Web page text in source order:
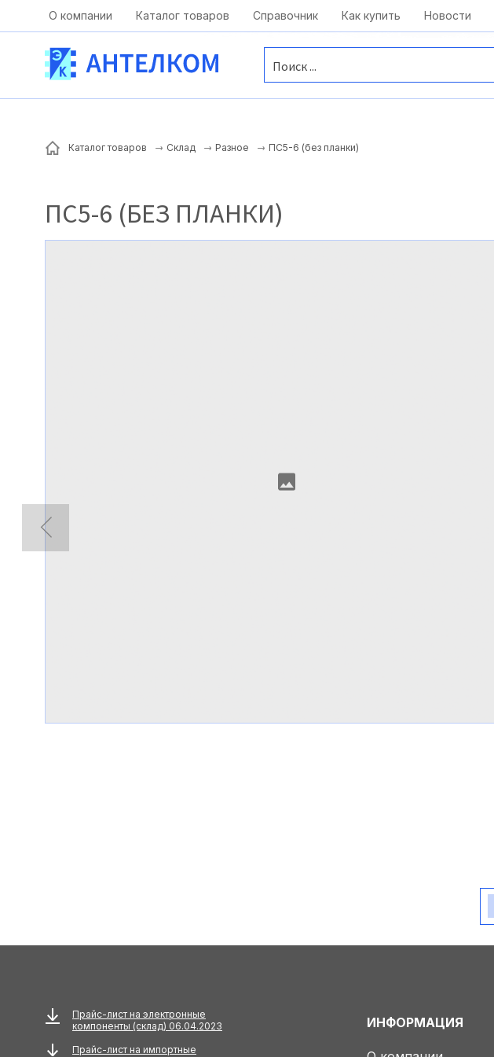
kai@antelcom.ru
Москва, ул. Московская, д.1 офис 1
О компании Каталог товаров Справочник Как купить Новости
Каталог товаров Склад Разное ПС5-6 (без планки)
ПС5-6 (БЕЗ ПЛАНКИ)
Прайс-лист на электронные
компоненты (склад) 06.04.2023
Прайс-лист на импортные
ИНФОРМАЦИЯ